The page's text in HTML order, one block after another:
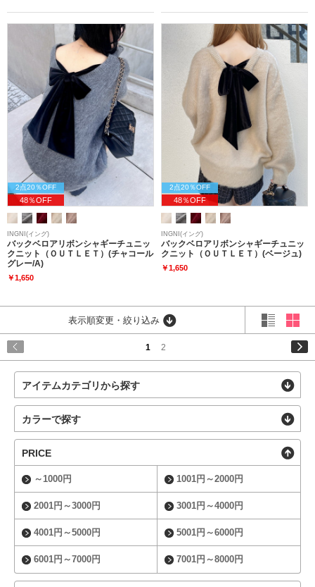
2点20％OFF
48％OFF
INGNI(イング)
バックベロアリボンシャギーチュニッ
クニット（ＯＵＴＬＥＴ）(チャコール
グレー/A)
￥1,650
2点20％OFF
48％OFF
INGNI(イング)
バックベロアリボンシャギーチュニッ
クニット（ＯＵＴＬＥＴ）(ベージュ)
￥1,650
表示順変更・絞り込み
1 2
アイテムカテゴリから探す
カラーで探す
PRICE
～1000円 1001円～2000円
2001円～3000円 3001円～4000円
4001円～5000円 5001円～6000円
6001円～7000円 7001円～8000円